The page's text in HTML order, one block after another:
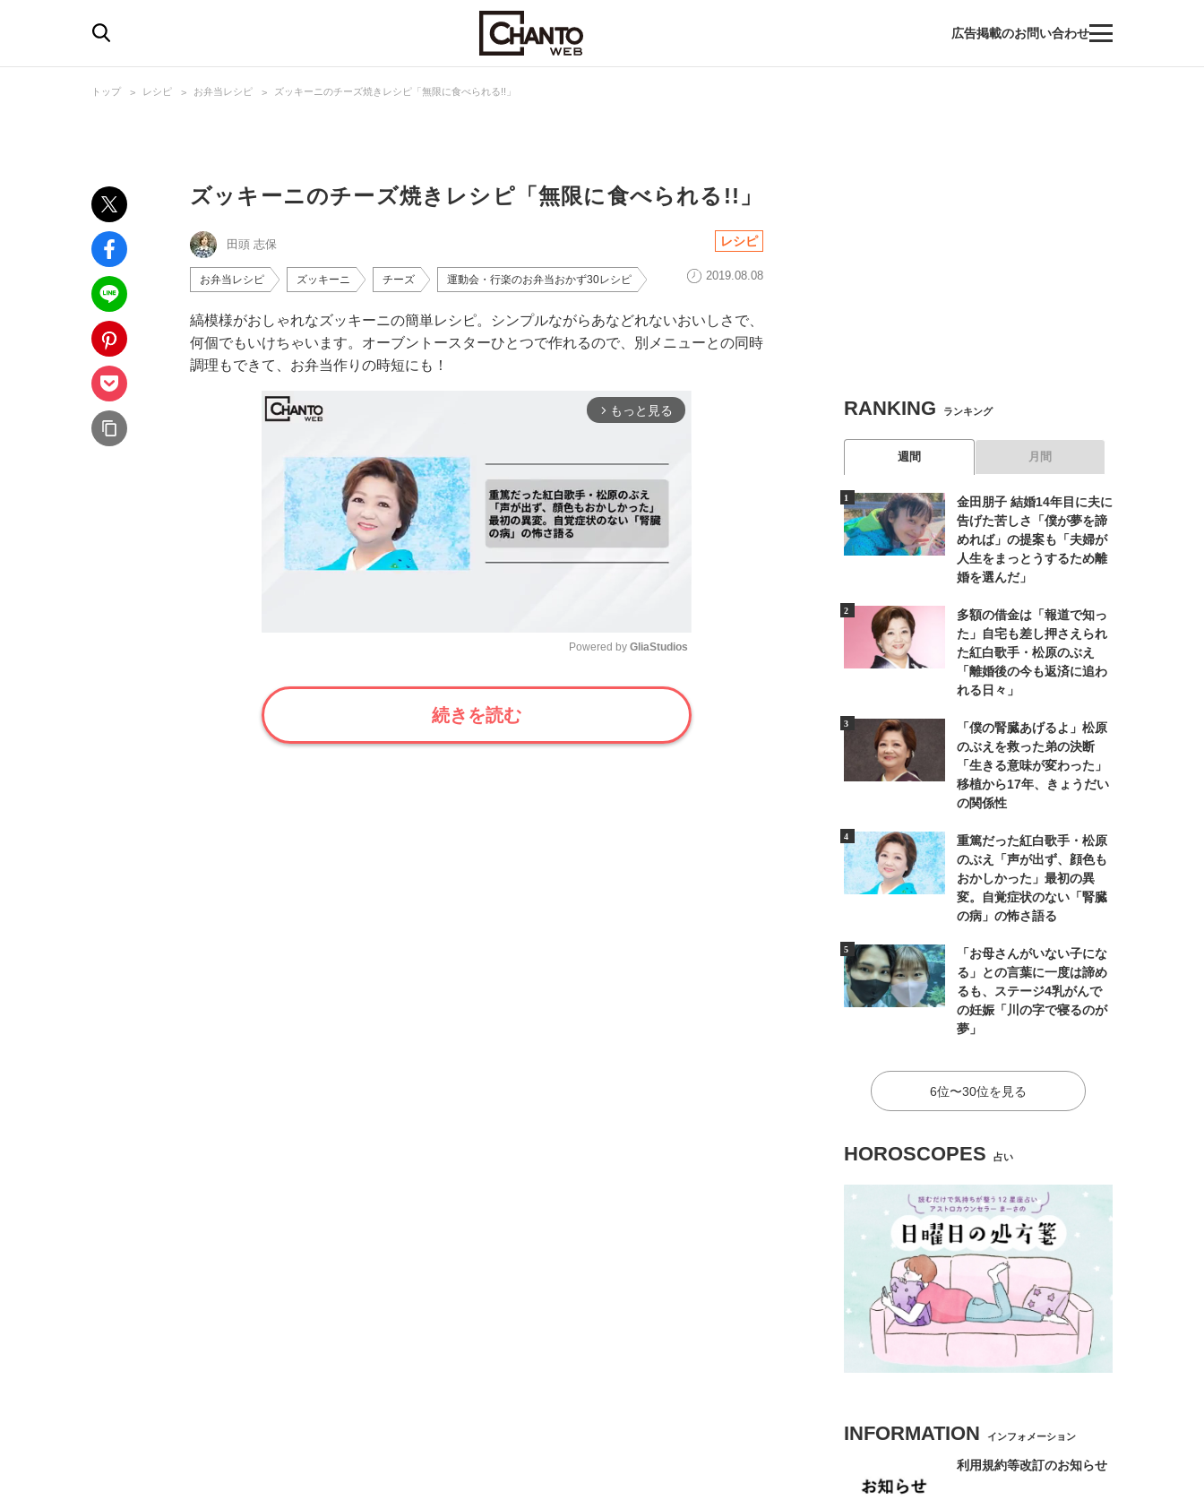
広告掲載のお問い合わせ
トップ レシピ お弁当レシピ ズッキーニのチーズ焼きレシピ「無限に食べられる!!」
ズッキーニのチーズ焼きレシピ「無限に食べられる!!」
田頭 志保 レシピ
お弁当レシピ ズッキーニ チーズ 運動会・行楽のお弁当おかず30レシピ 2019.08.08
縞模様がおしゃれなズッキーニの簡単レシピ。シンプルながらあなどれないおいしさで、
何個でもいけちゃいます。オーブントースターひとつで作れるので、別メニューとの同時
調理もできて、お弁当作りの時短にも！
arrow_forward_ios もっと見る
Powered by GliaStudios
続きを読む
RANKING ランキング
週間 月間
金田朋子 結婚14年目に夫に
告げた苦しさ「僕が夢を諦
めれば」の提案も「夫婦が
人生をまっとうするため離
婚を選んだ」
多額の借金は「報道で知っ
た」自宅も差し押さえられ
た紅白歌手・松原のぶえ
「離婚後の今も返済に追わ
れる日々」
「僕の腎臓あげるよ」松原
のぶえを救った弟の決断
「生きる意味が変わった」
移植から17年、きょうだい
の関係性
重篤だった紅白歌手・松原
のぶえ「声が出ず、顔色も
おかしかった」最初の異
変。自覚症状のない「腎臓
の病」の怖さ語る
「お母さんがいない子にな
る」との言葉に一度は諦め
るも、ステージ4乳がんで
の妊娠「川の字で寝るのが
夢」
6位〜30位を見る
HOROSCOPES 占い
INFORMATION インフォメーション
利用規約等改訂のお知らせ